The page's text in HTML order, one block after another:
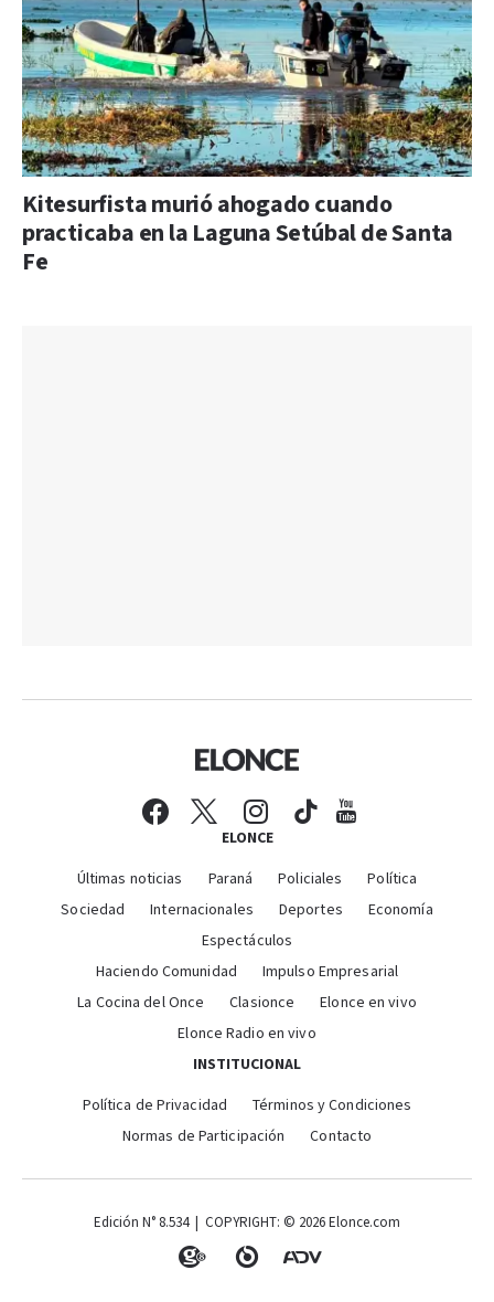
Kitesurfista murió ahogado cuando
practicaba en la Laguna Setúbal de Santa
Fe
ELONCE
Últimas noticias Paraná Policiales
Política
Sociedad
Internacionales Deportes
Economía
Espectáculos
Haciendo Comunidad
Impulso Empresarial
La Cocina del Once
Clasionce
Elonce en vivo
Elonce Radio en vivo
INSTITUCIONAL
Política de Privacidad
Términos y Condiciones
Normas de Participación
Contacto
Edición N° 8.534 | COPYRIGHT: © 2026 Elonce.com